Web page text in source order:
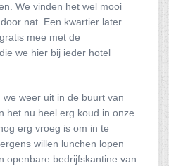
We vinden het wel mooi
nat. Een kwartier later
mee met de
we hier bij ieder hotel
weer uit in de buurt van
het nu heel erg koud in onze
erg vroeg is om in te
willen lunchen lopen
openbare bedrijfskantine van